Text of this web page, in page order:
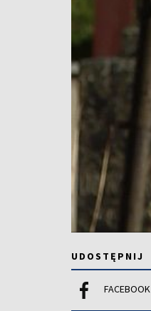
UDOSTĘPNIJ
FACEBOOK